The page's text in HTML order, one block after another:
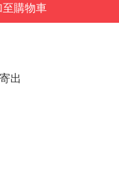
至購物車